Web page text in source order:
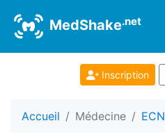
MedShake.net
Inscription
Accueil Médecine ECN